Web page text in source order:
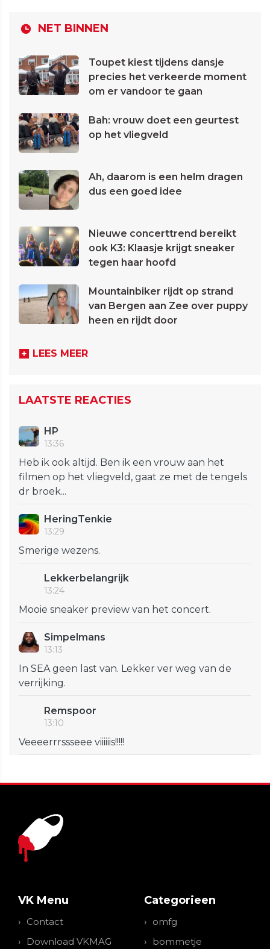
NET BINNEN
Toupet kiest tijdens dansje
precies het verkeerde moment
om er vandoor te gaan
Bah: vrouw doet een geurtest
op het vliegveld
Ah, daarom is een helm dragen
dus een goed idee
Nieuwe concerttrend bereikt
ook K3: Klaasje krijgt sneaker
tegen haar hoofd
Mountainbiker rijdt op strand
van Bergen aan Zee over puppy
heen en rijdt door
LEES MEER
LAATSTE REACTIES
HP
13:36
Heb ik ook altijd. Ben ik een vrouw aan het
filmen op het vliegveld, gaat ze met de tengels
dr broek...
HeringTenkie
13:29
Smerige wezens.
Lekkerbelangrijk
13:24
Mooie sneaker preview van het concert.
Simpelmans
13:13
In SEA geen last van. Lekker ver weg van de
verrijking.
Remspoor
13:10
Veeeerrrssseee viiiiiis!!!!!
VK Menu
Contact
Download VKMAG
Categorieen
omfg
bommetje